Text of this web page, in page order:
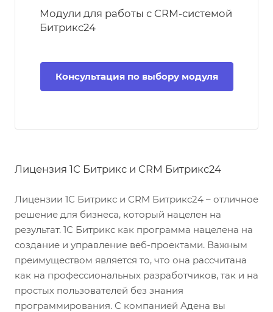
Модули для работы с CRM-системой
Битрикс24
Консультация по выбору модуля
Лицензия 1С Битрикс и CRM Битрикс24
Лицензии 1С Битрикс и CRM Битрикс24 – отличное
решение для бизнеса, который нацелен на
результат. 1С Битрикс как программа нацелена на
создание и управление веб-проектами. Важным
преимуществом является то, что она рассчитана
как на профессиональных разработчиков, так и на
простых пользователей без знания
программирования. С компанией Адена вы